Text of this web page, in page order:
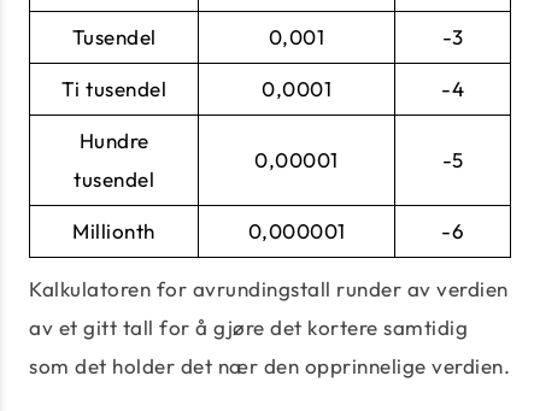
Tusendel 0,001 -3
Ti tusendel 0,0001 -4
Hundre
tusendel
0,00001 -5
Millionth 0,000001 -6
Kalkulatoren for avrundingstall runder av verdien
av et gitt tall for å gjøre det kortere samtidig
som det holder det nær den opprinnelige verdien.